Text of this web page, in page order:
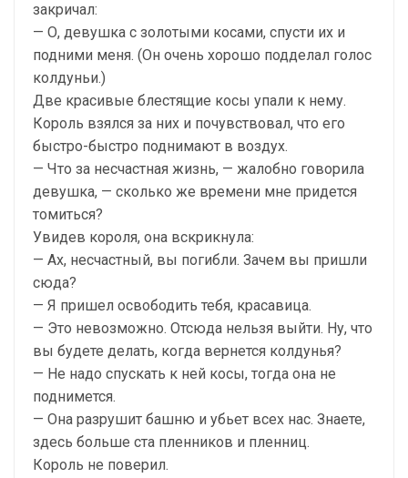
закричал:
— О, девушка с золотыми косами, спусти их и
подними меня. (Он очень хорошо подделал голос
колдуньи.)
Две красивые блестящие косы упали к нему.
Король взялся за них и почувствовал, что его
быстро-быстро поднимают в воздух.
— Что за несчастная жизнь, — жалобно говорила
девушка, — сколько же времени мне придется
томиться?
Увидев короля, она вскрикнула:
— Ах, несчастный, вы погибли. Зачем вы пришли
сюда?
— Я пришел освободить тебя, красавица.
— Это невозможно. Отсюда нельзя выйти. Ну, что
вы будете делать, когда вернется колдунья?
— Не надо спускать к ней косы, тогда она не
поднимется.
— Она разрушит башню и убьет всех нас. Знаете,
здесь больше ста пленников и пленниц.
Король не поверил.